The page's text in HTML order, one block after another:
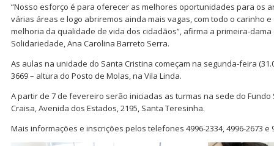
“Nosso esforço é para oferecer as melhores oportunidades para os
várias áreas e logo abriremos ainda mais vagas, com todo o carinho
melhoria da qualidade de vida dos cidadãos”, afirma a primeira-
Solidariedade, Ana Carolina Barreto Serra.
As aulas na unidade do Santa Cristina começam na segunda-feira
3669 – altura do Posto de Molas, na Vila Linda.
A partir de 7 de fevereiro serão iniciadas as turmas na sede do
Craisa, Avenida dos Estados, 2195, Santa Teresinha.
Mais informações e inscrições pelos telefones 4996-2334, 4996-2673 e